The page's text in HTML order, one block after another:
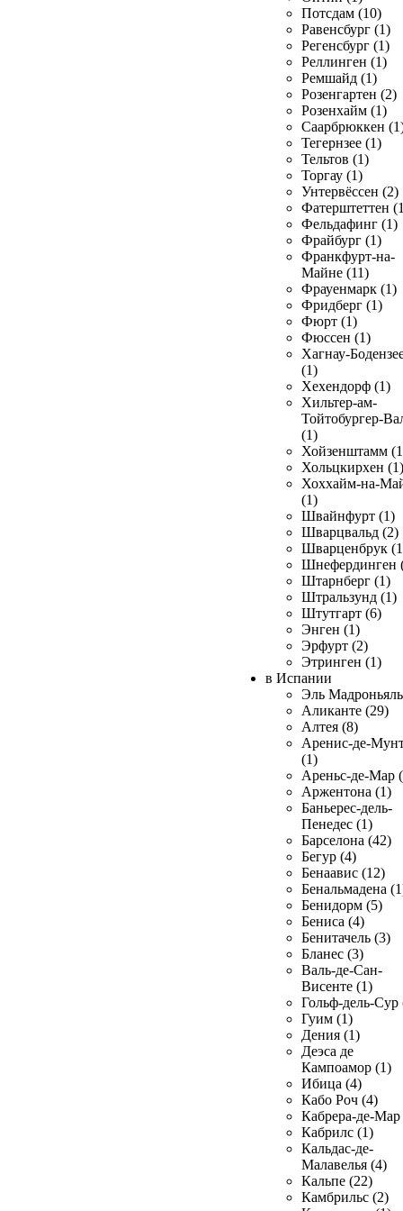
Потсдам (10)
Равенсбург (1)
Регенсбург (1)
Реллинген (1)
Ремшайд (1)
Розенгартен (2)
Розенхайм (1)
Саарбрюккен
Тегернзее (1)
Тельтов (1)
Торгау (1)
Унтервёссен (2)
Фатерштеттен
Фельдафинг (1)
Фрайбург (1)
Франкфурт-на-
Майне (11)
Фрауенмарк (1)
Фридберг (1)
Фюрт (1)
Фюссен (1)
Хагнау-
(1)
Хехендорф (1)
Хильтер-ам-
Тойтобургер-
(1)
Хойзенштамм
Хольцкирхен (1)
Хоххайм-на-
(1)
Швайнфурт (1)
Шварцвальд (2)
Шварценбрук
Шнефердинген
Штарнберг (1)
Штральзунд (1)
Штутгарт (6)
Энген (1)
Эрфурт (2)
Этринген (1)
в Испании
Эль
Аликанте (29)
Алтея (8)
Аренис-де-
(1)
Ареньс-де-Мар
Аржентона (1)
Баньерес-дель-
Пенедес (1)
Барселона (42)
Бегур (4)
Бенаавис (12)
Бенальмадена
Бенидорм (5)
Бениса (4)
Бенитачель (3)
Бланес (3)
Валь-де-Сан-
Висенте (1)
Гольф-дель-Сур
Гуим (1)
Дения (1)
Деэса де
Кампоамор (1)
Ибица (4)
Кабо Роч (4)
Кабрера-де-Мар
Кабрилс (1)
Кальдас-де-
Малавелья (4)
Кальпе (22)
Камбрильс (2)